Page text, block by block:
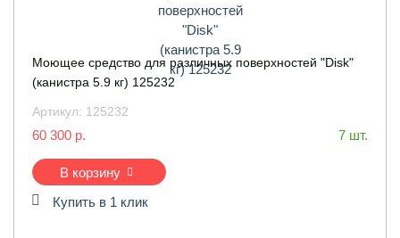
Моющее средство для различных поверхностей "Disk"
(канистра 5.9 кг) 125232
Артикул: 125232
60 300 р. 7 шт.
В корзину
Купить в 1 клик